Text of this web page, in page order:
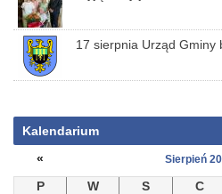
17 sierpnia Urząd Gminy
Kalendarium
«
Sierpień
P
W S C